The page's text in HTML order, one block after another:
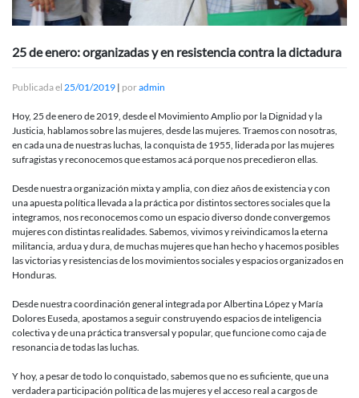
25 de enero: organizadas y en resistencia contra la dictadura
Publicada el 25/01/2019 | poradmin
Hoy, 25 de enero de 2019, desde el Movimiento Amplio por la Dignidad y la
Justicia, hablamos sobre las mujeres, desde las mujeres. Traemos con nosotras,
en cada una de nuestras luchas, la conquista de 1955, liderada por las mujeres
sufragistas y reconocemos que estamos acá porque nos precedieron ellas.
Desde nuestra organización mixta y amplia, con diez años de existencia y con
una apuesta política llevada a la práctica por distintos sectores sociales que la
integramos, nos reconocemos como un espacio diverso donde convergemos
mujeres con distintas realidades. Sabemos, vivimos y reivindicamos la eterna
militancia, ardua y dura, de muchas mujeres que han hecho y hacemos posibles
las victorias y resistencias de los movimientos sociales y espacios organizados en
Honduras.
Desde nuestra coordinación general integrada por Albertina López y María
Dolores Euseda, apostamos a seguir construyendo espacios de inteligencia
colectiva y de una práctica transversal y popular, que funcione como caja de
resonancia de todas las luchas.
Y hoy, a pesar de todo lo conquistado, sabemos que no es suficiente, que una
verdadera participación política de las mujeres y el acceso real a cargos de